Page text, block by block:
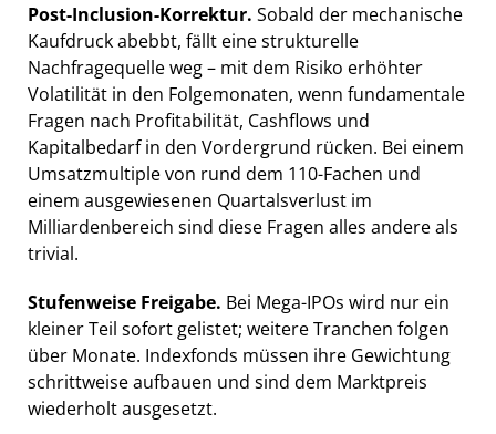
Post-Inclusion-Korrektur. Sobald der mechanische
Kaufdruck abebbt, fällt eine strukturelle
Nachfragequelle weg – mit dem Risiko erhöhter
Volatilität in den Folgemonaten, wenn fundamentale
Fragen nach Profitabilität, Cashflows und
Kapitalbedarf in den Vordergrund rücken. Bei einem
Umsatzmultiple von rund dem 110-Fachen und
einem ausgewiesenen Quartalsverlust im
Milliardenbereich sind diese Fragen alles andere als
trivial.
Stufenweise Freigabe. Bei Mega-IPOs wird nur ein
kleiner Teil sofort gelistet; weitere Tranchen folgen
über Monate. Indexfonds müssen ihre Gewichtung
schrittweise aufbauen und sind dem Marktpreis
wiederholt ausgesetzt.